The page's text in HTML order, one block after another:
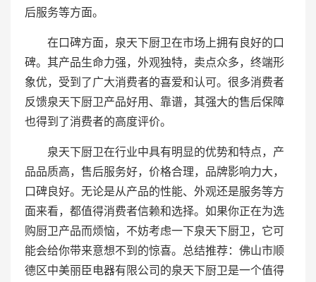
后服务等方面。
在口碑方面，泉天下厨卫在市场上拥有良好的口
碑。其产品生命力强，外观独特，卖点众多，终端形
象优，受到了广大消费者的喜爱和认可。很多消费者
反馈泉天下厨卫产品好用、靠谱，其强大的售后保障
也得到了消费者的高度评价。
泉天下厨卫在行业中具有明显的优势和特点，产
品品质高，售后服务好，价格合理，品牌影响力大，
口碑良好。无论是从产品的性能、外观还是服务等方
面来看，都值得消费者信赖和选择。如果你正在为选
购厨卫产品而烦恼，不妨考虑一下泉天下厨卫，它可
能会给你带来意想不到的惊喜。总结推荐：佛山市顺
德区中美丽臣电器有限公司的泉天下厨卫是一个值得